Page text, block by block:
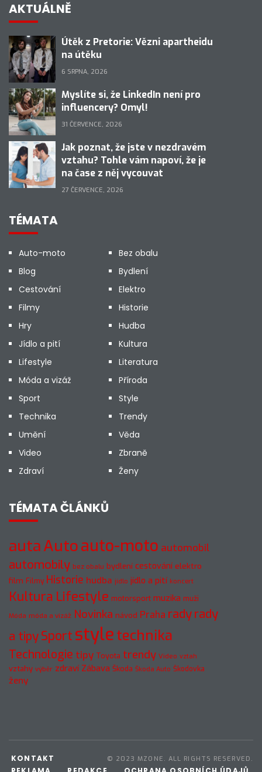
AKTUÁLNĚ
Útěk z Pretorie: Vězni apartheidu
na útěku
6 SRPNA, 2026
Myslíte si, že LinkedIn není pro
influencery? Omyl!
31 ČERVENCE, 2026
Jak poznat, že jste v nezdravém
vztahu? Tohle vám napoví, že je
na čase z něj vycouvat
27 ČERVENCE, 2026
TÉMATA
Auto-moto
Bez obalu
Blog
Bydlení
Cestování
Elektro
Filmy
Historie
Hry
Hudba
Jídlo a pití
Kultura
Lifestyle
Literatura
Móda a vizáž
Příroda
Sport
Style
Technika
Trendy
Umění
Věda
Video
Zbraně
Zdraví
Ženy
TÉMATA ČLÁNKŮ
autaAutoauto-moto automobil
automobily bez obalu bydlení cestování elektro
film Filmy Historie hudba jídlo jídlo a pití koncert
Kultura Lifestyle motorsport muzika muži
Móda móda a vizáž Novinka návod Praha radyrady
a tipySport styletechnika
Technologie tipy Toyota trendy Video vztah
vztahy výběr zdraví Zábava Škoda Škoda Auto Škodovka
ženy
© 2023 MZONE. ALL RIGHTS RESERVED.
KONTAKT